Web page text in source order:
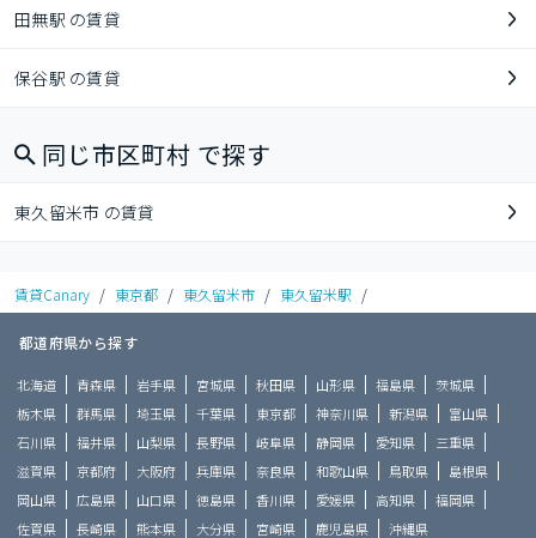
田無駅 の賃貸
保谷駅 の賃貸
同じ市区町村 で探す
東久留米市 の賃貸
賃貸Canary / 東京都 / 東久留米市 / 東久留米駅 /
都道府県から探す
北海道 青森県 岩手県 宮城県 秋田県 山形県 福島県
茨城県
栃木県
群馬県 埼玉県 千葉県 東京都 神奈川県 新潟県
富山県
石川県
福井県 山梨県 長野県 岐阜県 静岡県 愛知県
三重県
滋賀県
京都府 大阪府 兵庫県 奈良県 和歌山県 鳥取県
島根県
岡山県
広島県 山口県 徳島県 香川県 愛媛県 高知県
福岡県
佐賀県
長崎県 熊本県 大分県 宮崎県 鹿児島県 沖縄県